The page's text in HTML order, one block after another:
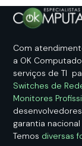
Com
a OK
serviços de TI
Switches de
Monitores
garantia nacional
Temos diversas